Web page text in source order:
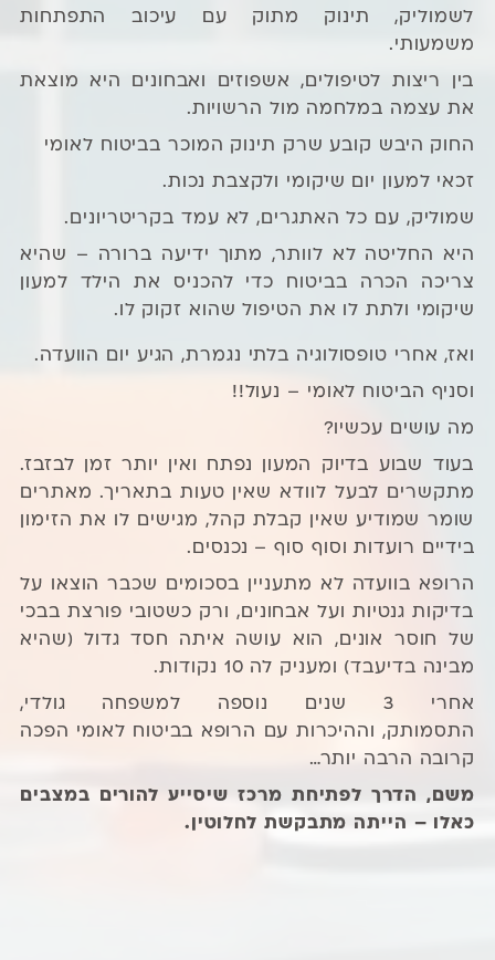
לשמוליק, תינוק מתוק עם עיכוב התפתחות
משמעותי.
בין ריצות לטיפולים, אשפוזים ואבחונים היא מוצאת
את עצמה במלחמה מול הרשויות.
החוק היבש קובע שרק תינוק המוכר בביטוח לאומי
זכאי למעון יום שיקומי ולקצבת נכות.
שמוליק, עם כל האתגרים, לא עמד בקריטריונים.
היא החליטה לא לוותר, מתוך ידיעה ברורה – שהיא
צריכה הכרה בביטוח כדי להכניס את הילד למעון
שיקומי ולתת לו את הטיפול שהוא זקוק לו.
ואז, אחרי טופסולוגיה בלתי נגמרת, הגיע יום הוועדה.
וסניף הביטוח לאומי – נעול!!
מה עושים עכשיו?
בעוד שבוע בדיוק המעון נפתח ואין יותר זמן לבזבז.
מתקשרים לבעל לוודא שאין טעות בתאריך. מאתרים
שומר שמודיע שאין קבלת קהל, מגישים לו את הזימון
בידיים רועדות וסוף סוף – נכנסים.
הרופא בוועדה לא מתעניין בסכומים שכבר הוצאו על
בדיקות גנטיות ועל אבחונים, ורק כשטובי פורצת בבכי
של חוסר אונים, הוא עושה איתה חסד גדול (שהיא
מבינה בדיעבד) ומעניק לה 10 נקודות.
אחרי 3 שנים נוספה למשפחה גולדי,
התסמותק, וההיכרות עם הרופא בביטוח לאומי הפכה
קרובה הרבה יותר…
משם, הדרך לפתיחת מרכז שיסייע להורים במצבים
כאלו – הייתה מתבקשת לחלוטין.